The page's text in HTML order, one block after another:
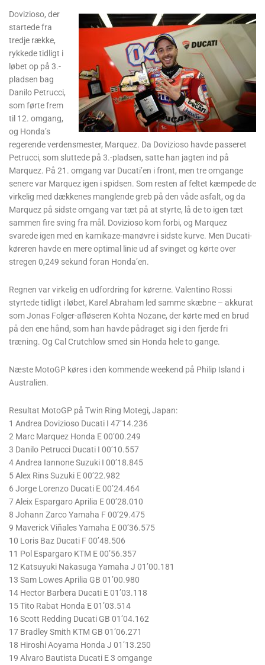
Dovizioso, der
startede fra
tredje række,
rykkede tidligt i
løbet op på 3.-
pladsen bag
Danilo Petrucci,
som førte frem
til 12. omgang,
og Honda’s
regerende verdensmester, Marquez. Da Dovizioso havde passeret
Petrucci, som sluttede på 3.-pladsen, satte han jagten ind på
Marquez. På 21. omgang var Ducati’en i front, men tre omgange
senere var Marquez igen i spidsen. Som resten af feltet kæmpede de
virkelig med dækkenes manglende greb på den våde asfalt, og da
Marquez på sidste omgang var tæt på at styrte, lå de to igen tæt
sammen fire sving fra mål. Dovizioso kom forbi, og Marquez
svarede igen med en kamikaze-manøvre i sidste kurve. Men Ducati-
køreren havde en mere optimal linie ud af svinget og kørte over
stregen 0,249 sekund foran Honda’en.
Regnen var virkelig en udfordring for kørerne. Valentino Rossi
styrtede tidligt i løbet, Karel Abraham led samme skæbne – akkurat
som Jonas Folger-afløseren Kohta Nozane, der kørte med en brud
på den ene hånd, som han havde pådraget sig i den fjerde fri
træning. Og Cal Crutchlow smed sin Honda hele to gange.
Næste MotoGP køres i den kommende weekend på Philip Island i
Australien.
Resultat MotoGP på Twin Ring Motegi, Japan:
1 Andrea Dovizioso Ducati I 47’14.236
2 Marc Marquez Honda E 00’00.249
3 Danilo Petrucci Ducati I 00’10.557
4 Andrea Iannone Suzuki I 00’18.845
5 Alex Rins Suzuki E 00’22.982
6 Jorge Lorenzo Ducati E 00’24.464
7 Aleix Espargaro Aprilia E 00’28.010
8 Johann Zarco Yamaha F 00’29.475
9 Maverick Viñales Yamaha E 00’36.575
10 Loris Baz Ducati F 00’48.506
11 Pol Espargaro KTM E 00’56.357
12 Katsuyuki Nakasuga Yamaha J 01’00.181
13 Sam Lowes Aprilia GB 01’00.980
14 Hector Barbera Ducati E 01’03.118
15 Tito Rabat Honda E 01’03.514
16 Scott Redding Ducati GB 01’04.162
17 Bradley Smith KTM GB 01’06.271
18 Hiroshi Aoyama Honda J 01’13.250
19 Alvaro Bautista Ducati E 3 omgange